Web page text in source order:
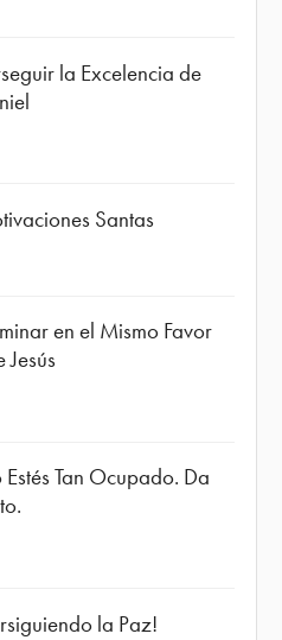
la Excelencia de
Santas
en el Mismo Favor
Jesús
Tan Ocupado. Da
la Paz!